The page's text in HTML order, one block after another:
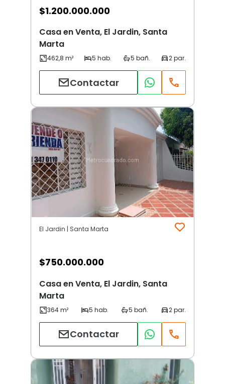
$1.200.000.000
Casa en Venta, El Jardin, Santa
Marta
Contactar
El Jardin | Santa Marta
$750.000.000
Casa en Venta, El Jardin, Santa
Marta
Contactar